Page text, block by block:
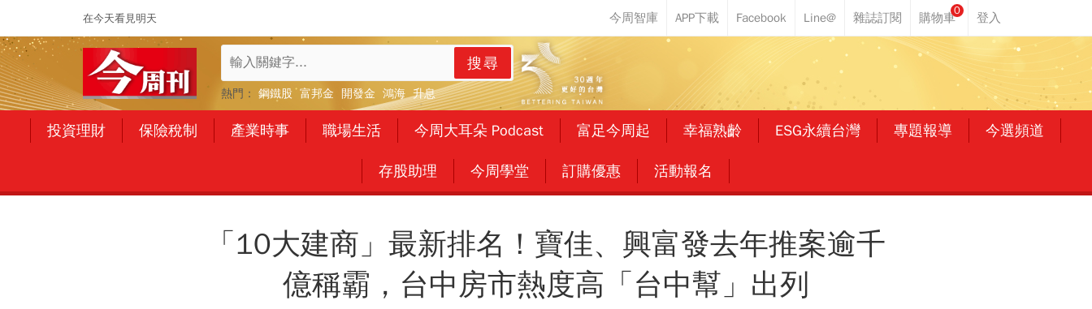
在今天看見明天
0
搜尋
熱門： 鋼鐵股 富邦金 開發金 鴻海 升息
投資理財 保險稅制 產業時事 職場生活 今周大耳朵 Podcast 富足今周起 幸福熟齡 ESG永續台灣 專題報導 今選頻道
存股助理 今周學堂 訂購優惠 活動報名
「10大建商」最新排名！寶佳、興富發去年推案逾千
億稱霸，台中房市熱度高「台中幫」出列